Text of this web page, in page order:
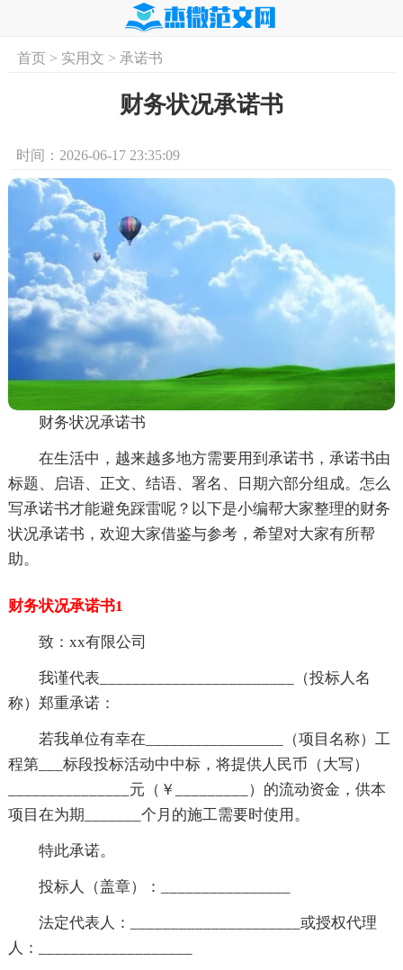
首页 实用文
首页> 实用文 > 承诺书
财务状况承诺书
时间：2026-06-17 23:35:09
财务状况承诺书
在生活中，越来越多地方需要用到承诺书，承诺书由
标题、启语、正文、结语、署名、日期六部分组成。怎么
写承诺书才能避免踩雷呢？以下是小编帮大家整理的财务
状况承诺书，欢迎大家借鉴与参考，希望对大家有所帮
助。
财务状况承诺书1
致：xx有限公司
我谨代表________________________（投标人名
称）郑重承诺：
若我单位有幸在_________________（项目名称）工
程第___标段投标活动中中标，将提供人民币（大写）
_______________元（￥_________）的流动资金，供本
项目在为期_______个月的施工需要时使用。
特此承诺。
投标人（盖章）：________________
法定代表人：_____________________或授权代理
人：___________________